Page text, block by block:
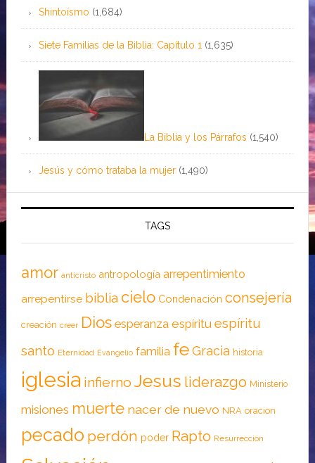
Shintoísmo (1,684)
Siete Familias de la Biblia: Capítulo 1 (1,635)
La Biblia y los Párrafos (1,540)
Jesús y cómo trataba la mujer (1,490)
TAGS
amor anticristo antropología arrepentimiento
arrepentirse biblia cielo Condenación consejería
creación creer Dios esperanza espíritu espíritu
santo Eternidad Evangelio familia feGracia historia
iglesia infierno Jesus liderazgo Ministerio
misiones muerte nacer de nuevo NRA oracion
pecado perdón poder Rapto Resurrección